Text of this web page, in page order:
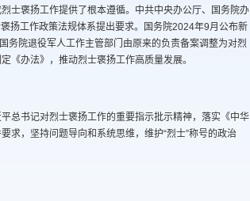
士褒扬工作提供了根本遵循。中共中央办公厅、国务院办
扬工作政策法规体系提出要求。国务院2024年9月公布新
务院退役军人工作主管部门由原来的负责备案调整为对烈
《办法》，推动烈士褒扬工作高质量发展。
总书记对烈士褒扬工作的重要指示批示精神，落实《中华
求，坚持问题导向和系统思维，维护“烈士”称号的政治